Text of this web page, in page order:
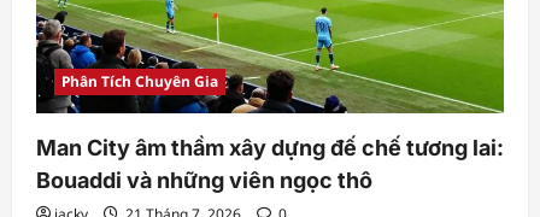
Phân Tích Chuyên Gia
Man City âm thầm xây dựng đế chế tương lai:
Bouaddi và những viên ngọc thô